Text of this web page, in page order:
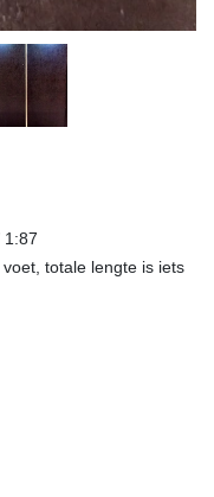
1:87
totale lengte is iets